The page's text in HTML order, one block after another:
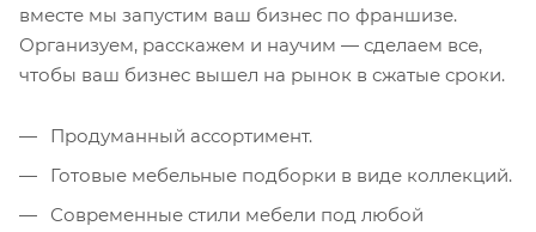
вместе мы запустим ваш бизнес по франшизе.
Организуем, расскажем и научим — сделаем все,
чтобы ваш бизнес вышел на рынок в сжатые сроки.
Продуманный ассортимент.
Готовые мебельные подборки в виде коллекций.
Современные стили мебели под любой